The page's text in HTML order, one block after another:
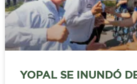
YOPAL SE INUNDÓ